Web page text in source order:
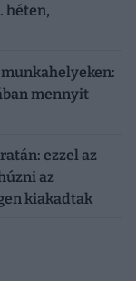
héten,
mennyit
ezzel az
az
kiakadtak